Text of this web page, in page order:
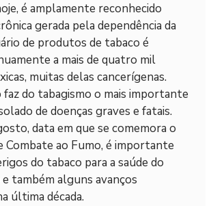
é amplamente reconhecido
gerada pela dependência da
de produtos de tabaco é
a mais de quatro mil
muitas delas cancerígenas.
faz do tabagismo o mais importante
de doenças graves e fatais.
data em que se comemora o
Combate ao Fumo, é importante
do tabaco para a saúde do
também alguns avanços
última década.